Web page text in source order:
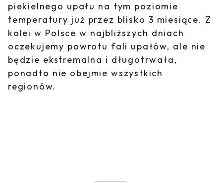
piekielnego upału na tym poziomie
temperatury już przez blisko 3 miesiące. Z
kolei w Polsce w najbliższych dniach
oczekujemy powrotu fali upałów, ale nie
będzie ekstremalna i długotrwała,
ponadto nie obejmie wszystkich
regionów.